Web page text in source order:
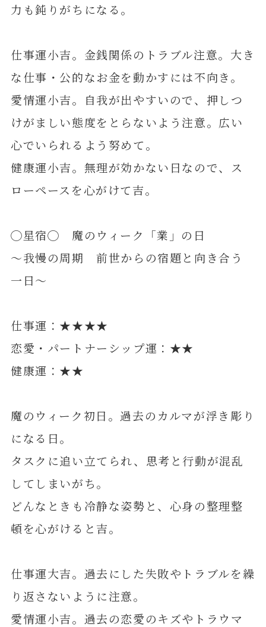
力も鈍りがちになる。
仕事運小吉。金銭関係のトラブル注意。大き
な仕事・公的なお金を動かすには不向き。
愛情運小吉。自我が出やすいので、押しつ
けがましい態度をとらないよう注意。広い
心でいられるよう努めて。
健康運小吉。無理が効かない日なので、ス
ローペースを心がけて吉。
◯星宿◯ 魔のウィーク「業」の日
～我慢の周期 前世からの宿題と向き合う
一日～
仕事運：★★★★
恋愛・パートナーシップ運：★★
健康運：★★
魔のウィーク初日。過去のカルマが浮き彫り
になる日。
タスクに追い立てられ、思考と行動が混乱
してしまいがち。
どんなときも冷静な姿勢と、心身の整理整
頓を心がけると吉。
仕事運大吉。過去にした失敗やトラブルを繰
り返さないように注意。
愛情運小吉。過去の恋愛のキズやトラウマ